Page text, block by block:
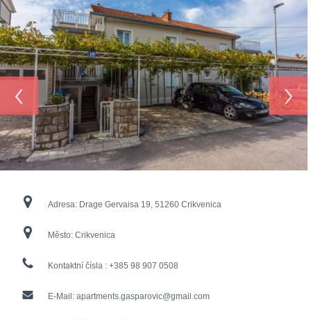
‹ ›
Adresa: Drage Gervaisa 19, 51260 Crikvenica
Město: Crikvenica
Kontaktní čísla : +385 98 907 0508
E-Mail: apartments.gasparovic@gmail.com